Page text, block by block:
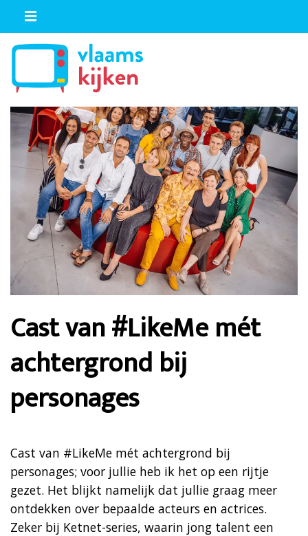
Cast van #LikeMe mét
achtergrond bij
personages
Cast van #LikeMe mét achtergrond bij
personages; voor jullie heb ik het op een rijtje
gezet. Het blijkt namelijk dat jullie graag meer
ontdekken over bepaalde acteurs en actrices.
Zeker bij Ketnet-series, waarin jong talent een